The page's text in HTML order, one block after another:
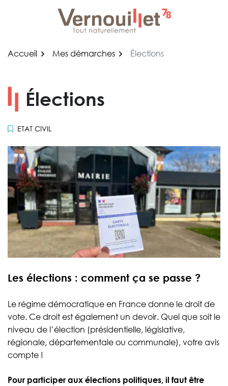
Accueil Mes démarches Élections
Élections
ETAT CIVIL
Les élections : comment ça se passe ?
Le régime démocratique en France donne le droit de
vote. Ce droit est également un devoir. Quel que soit le
niveau de l’élection (présidentielle, législative,
régionale, départementale ou communale), votre avis
compte !
Pour participer aux élections politiques, il faut être